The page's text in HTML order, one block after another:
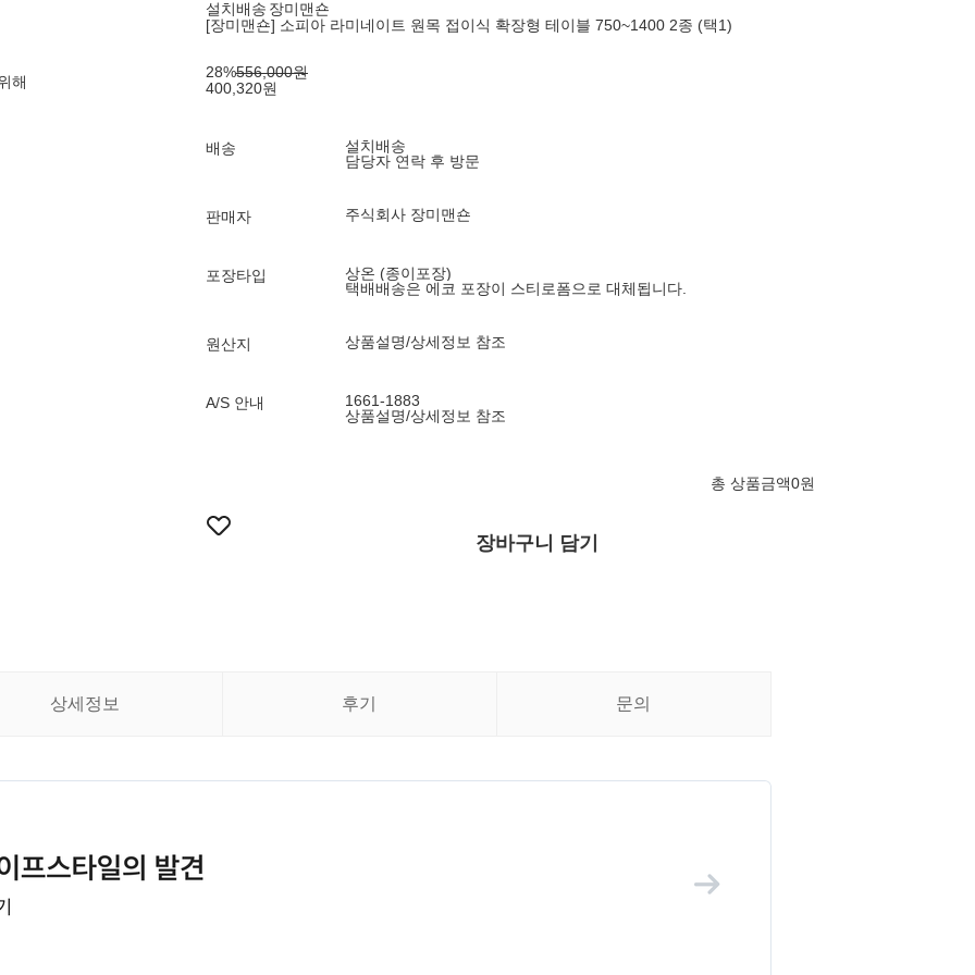
해
설치배송 장미맨숀
[장미맨숀] 소피아 라미네이트 원목 접이식 확장형 테이블 750~1400 2종 (택1)
28%556,000원
400,320원
배송
설치배송
담당자 연락 후 방문
판매자 주식회사 장미맨숀
포장타입
상온 (종이포장)
택배배송은 에코 포장이 스티로폼으로 대체됩니다.
원산지 상품설명/상세정보 참조
A/S 안내
1661-1883
상품설명/상세정보 참조
총 상품금액0원
장바구니 담기
상세정보 후기 문의